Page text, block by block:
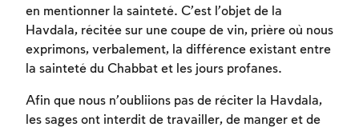
en mentionner la sainteté. C’est l’objet de la
Havdala, récitée sur une coupe de vin, prière où nous
exprimons, verbalement, la différence existant entre
la sainteté du Chabbat et les jours profanes.
Afin que nous n’oubliions pas de réciter la Havdala,
les sages ont interdit de travailler, de manger et de